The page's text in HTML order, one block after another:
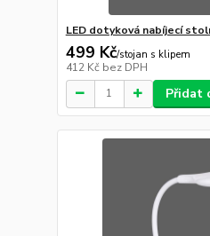
LED dotyková nabíjecí
499 Kč/stojan s klipem
412 Kč bez DPH
Přidat